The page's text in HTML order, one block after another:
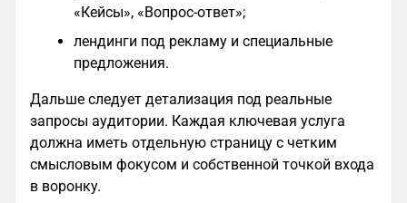
«Кейсы», «Вопрос-ответ»;
лендинги под рекламу и специальные
предложения.
Дальше следует детализация под реальные
запросы аудитории. Каждая ключевая услуга
должна иметь отдельную страницу с четким
смысловым фокусом и собственной точкой входа
в воронку.